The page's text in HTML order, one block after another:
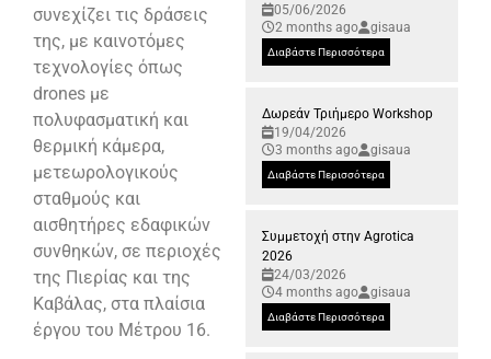
συνεχίζει τις δράσεις
της, με καινοτόμες
τεχνολογίες όπως
drones με
πολυφασματική και
θερμική κάμερα,
μετεωρολογικούς
σταθμούς και
αισθητήρες εδαφικών
συνθηκών, σε περιοχές
της Πιερίας και της
Καβάλας, στα πλαίσια
έργου του Μέτρου 16.
05/06/2026
2 months ago
gisaua
Διαβάστε Περισσότερα
Δωρεάν Τριήμερο Workshop
19/04/2026
3 months ago
gisaua
Διαβάστε Περισσότερα
Συμμετοχή στην Agrotica
2026
24/03/2026
4 months ago
gisaua
Διαβάστε Περισσότερα